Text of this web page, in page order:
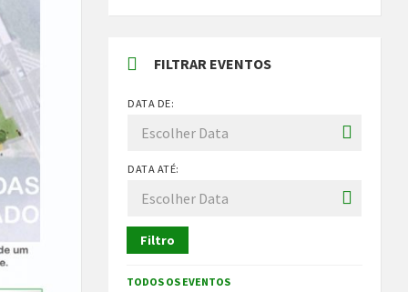
FILTRAR EVENTOS
DATA DE:
DATA ATÉ:
Filtro
TODOS OS EVENTOS